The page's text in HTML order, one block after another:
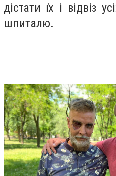
дістати їх і відвіз
шпиталю.